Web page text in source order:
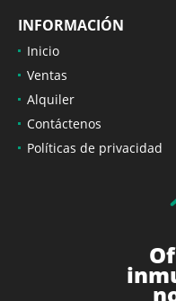
INFORMACIÓN
Inicio
Ventas
Alquiler
Contáctenos
Políticas de privacidad